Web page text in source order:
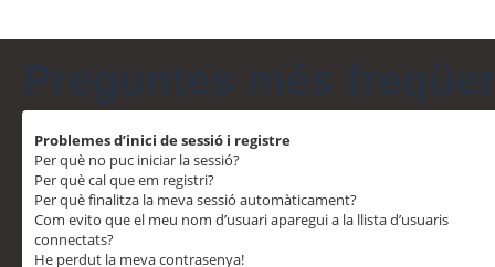
Problemes d’inici de sessió i registre
Per què no puc iniciar la sessió?
Per què cal que em registri?
Per què finalitza la meva sessió automàticament?
Com evito que el meu nom d’usuari aparegui a la llista d’usuaris
connectats?
He perdut la meva contrasenya!